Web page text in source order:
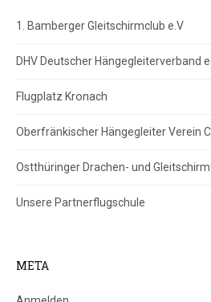
1. Bamberger Gleitschirmclub e.V
DHV Deutscher Hängegleiterverband
Flugplatz Kronach
Oberfränkischer Hängegleiter Verein
Ostthüringer Drachen- und
Unsere Partnerflugschule
META